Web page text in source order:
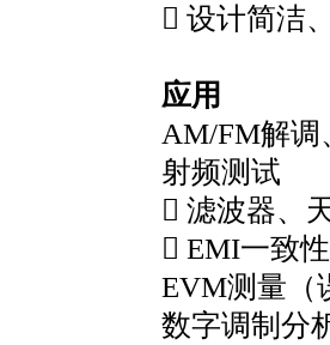
 设计简洁
应用
AM/FM解调
射频测试
 滤波器、
 EMI一致
EVM测量（
数字调制分